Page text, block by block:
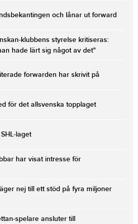
och lånar ut forward
klubbens styrelse kritiseras:
hade lärt sig något av det"
forwarden har skrivit på
för det allsvenska topplaget
laget
har visat intresse för
nej till ett stöd på fyra miljoner
spelare ansluter till